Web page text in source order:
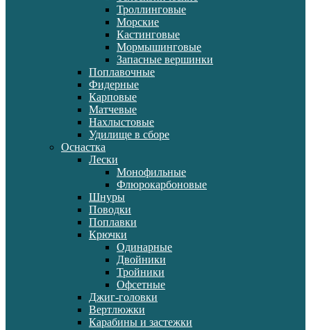
Троллинговые
Морские
Кастинговые
Мормышинговые
Запасные вершинки
Поплавочные
Фидерные
Карповые
Матчевые
Нахлыстовые
Удилище в сборе
Оснастка
Лески
Монофильные
Флюрокарбоновые
Шнуры
Поводки
Поплавки
Крючки
Одинарные
Двойники
Тройники
Офсетные
Джиг-головки
Вертлюжки
Карабины и застежки